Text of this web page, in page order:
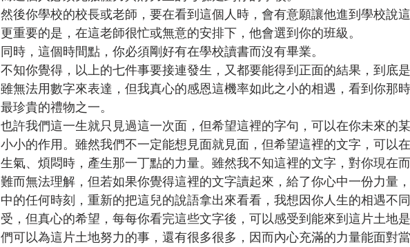
然後你學校的校長或老師，要在看到這個人時，會有意願讓他進到學校說這
更重要的是，在這老師很忙或無意的安排下，他會選到你的班級。
同時，這個時間點，你必須剛好有在學校讀書而沒有畢業。
不知你覺得，以上的七件事要接連發生，又都要能得到正面的結果，到底
雖無法用數字來表達，但我真心的感恩這機率如此之小的相遇，看到你那
最珍貴的禮物之一。
也許我們這一生就只見過這一次面，但希望這裡的字句，可以在你未來的
小小的作用。雖然我們不一定能想見面就見面，但希望這裡的文字，可以在
生氣、煩悶時，產生那一丁點的力量。雖然我不知這裡的文字，對你現在
難而無法理解，但若如果你覺得這裡的文字讀起來，給了你心中一份力量
中的任何時刻，重新的把這兒的說語拿出來看看，我想因你人生的相遇不
受，但真心的希望，每每你看完這些文字後，可以感受到能來到這片土地
們可以為這片土地努力的事，還有很多很多，因而內心充滿的力量能面對當